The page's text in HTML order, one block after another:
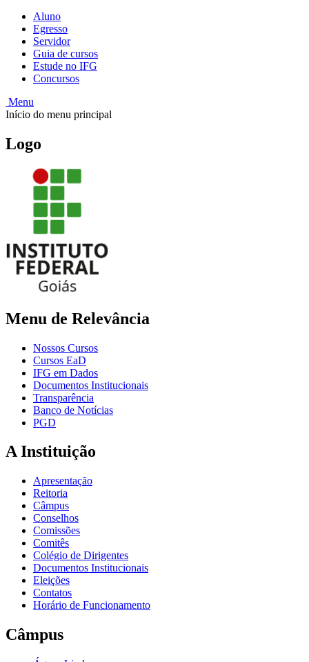
Aluno
Egresso
Servidor
Guia de cursos
Estude no IFG
Concursos
Menu
Início do menu principal
Logo
Menu de Relevância
Nossos Cursos
Cursos EaD
IFG em Dados
Documentos Institucionais
Transparência
Banco de Notícias
PGD
A Instituição
Apresentação
Reitoria
Câmpus
Conselhos
Comissões
Comitês
Colégio de Dirigentes
Documentos Institucionais
Eleições
Contatos
Horário de Funcionamento
Câmpus